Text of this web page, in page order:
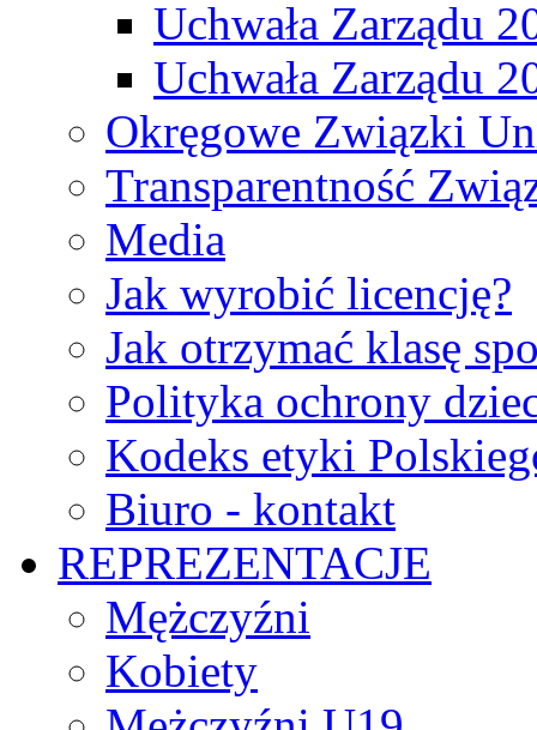
Uchwała Zarządu
Uchwała Zarządu
Okręgowe Związki
Transparentność
Media
Jak wyrobić licencję?
Jak otrzymać klasę
Polityka ochrony
Kodeks etyki
Biuro - kontakt
REPREZENTACJE
Mężczyźni
Kobiety